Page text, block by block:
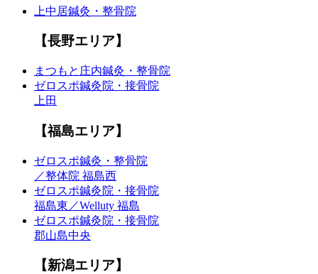
上中居鍼灸・整骨院
【長野エリア】
まつもと庄内鍼灸・整骨院
ゼロスポ鍼灸院・接骨院
上田
【福島エリア】
ゼロスポ鍼灸・整骨院
／整体院 福島西
ゼロスポ鍼灸院・接骨院
福島東／Welluty 福島
ゼロスポ鍼灸院・接骨院
郡山島中央
【新潟エリア】